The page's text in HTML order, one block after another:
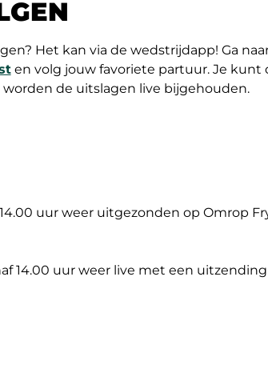
Het kan via de wedstrijdapp! Ga
en volg jouw favoriete partuur. Je kunt
de uitslagen live bijgehouden.
uur weer uitgezonden op Omrop
14.00 uur weer live met een